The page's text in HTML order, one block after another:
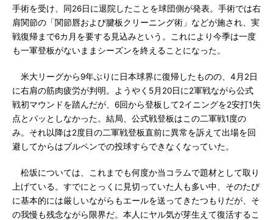
手術を受け、同26日に退院したことを球団側が発表。手術では右
肩関節の「関節唇および腱板クリーニング術」などが施され、実
戦復帰まで6カ月を要する見込みという。これにより今季は一度
も一軍登板がないままシーズンを終えることになった。
米大リーグから9年ぶりに日本球界に復帰したものの、4月2日
に右肩の筋肉疲労が判明。ようやく5月20日に2軍戦ながら公式
戦初マウンドを踏んだが、6回から登板して2イニングを2安打1失
点とパッとしなかった。結局、公式戦登板はこの二軍戦1度の
み。それ以降は2度目の二軍戦登板直前に異常を訴えて出場を回
避してからはブルペンでの投球すらできなくなっていた。
松坂については、これまでも何度か当コラムで題材として取り
上げている。すでにとっくに見切っていた人も多い中、そのたび
に基本的には厳しいながらもエールを送ってきたつもりだが、そ
の我慢も残念ながら限界だ。本人にヤル気が芽生えて復活するこ